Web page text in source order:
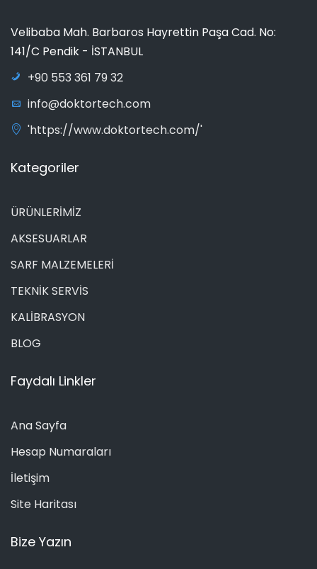
Velibaba Mah. Barbaros Hayrettin Paşa Cad. No:
141/C Pendik - İSTANBUL
+90 553 361 79 32
info@doktortech.com
'https://www.doktortech.com/'
Kategoriler
ÜRÜNLERİMİZ
AKSESUARLAR
SARF MALZEMELERİ
TEKNİK SERVİS
KALİBRASYON
BLOG
Faydalı Linkler
Ana Sayfa
Hesap Numaraları
İletişim
Site Haritası
Bize Yazın